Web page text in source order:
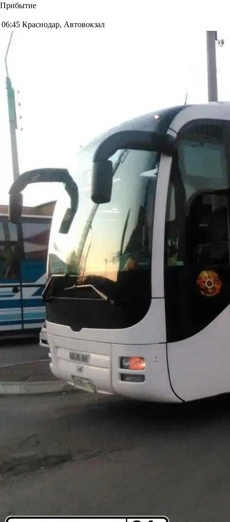
Прибытие
06:45 Краснодар, Автовокзал